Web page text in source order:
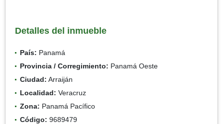
Detalles del inmueble
País: Panamá
Provincia / Corregimiento: Panamá Oeste
Ciudad: Arraiján
Localidad: Veracruz
Zona: Panamá Pacífico
Código: 9689479